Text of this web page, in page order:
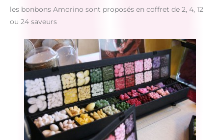
les bonbons Amorino sont proposés en coffret de 2, 4, 12
ou 24 saveurs